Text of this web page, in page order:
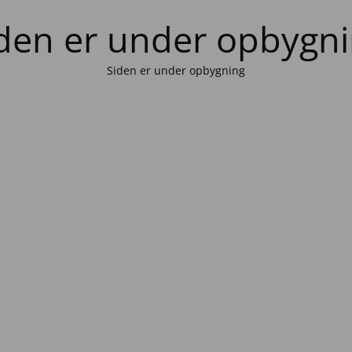
er under
Siden er under opbygning